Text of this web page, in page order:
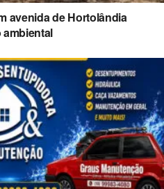
avenida de Hortolândia